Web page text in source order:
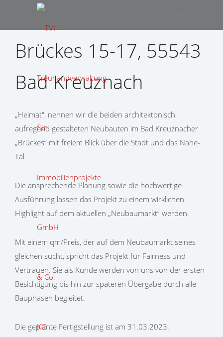
Brückes 15-17, 55543
Bad Kreuznach
„Heimat“, nennen wir die beiden architektonisch
aufregend gestalteten Neubauten im Bad Kreuznacher
„Brückes“ mit freiem Blick über die Stadt und das Nahe-
Tal.
Die ansprechende Planung sowie die hochwertige
Ausführung lassen das Projekt zu einem wirklichen
Highlight auf dem aktuellen „Neubaumarkt“ werden.
Mit einem qm/Preis, der auf dem Neubaumarkt seines
gleichen sucht, spricht das Projekt für Fairness und
Vertrauen. Sie als Kunde werden von uns von der ersten
Besichtigung bis hin zur späteren Übergabe durch alle
Bauphasen begleitet.
Die geplante Fertigstellung ist am 31.03.2023.